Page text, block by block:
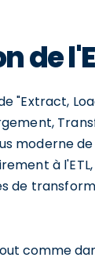
de
"Extract,
moderne
à l'ETL,
de
comme